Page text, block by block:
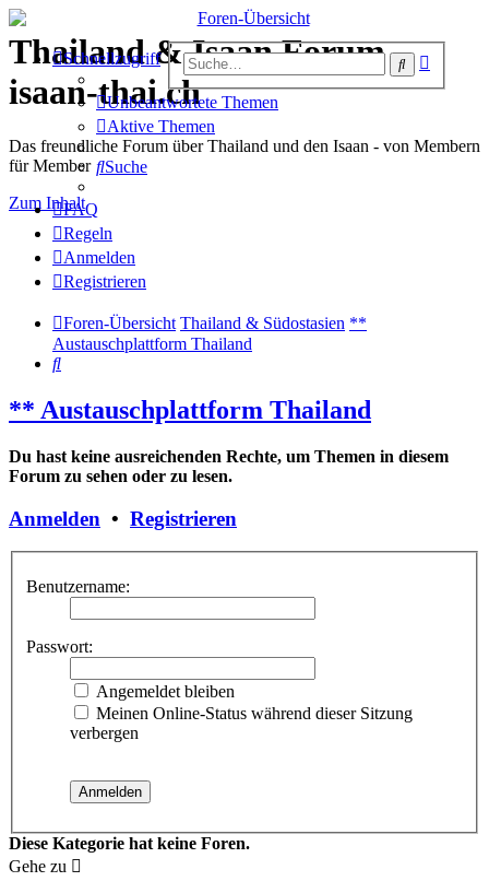
Suche
Thailand & Isaan Forum -
isaan-thai.ch
Das freundliche Forum über Thailand und den Isaan - von Membern
für Member
Zum Inhalt
Schnellzugriff
Unbeantwortete Themen
Aktive Themen
Suche
FAQ
Regeln
Anmelden
Registrieren
Foren-Übersicht Thailand & Südostasien **
Austauschplattform Thailand
Suche
** Austauschplattform Thailand
Du hast keine ausreichenden Rechte, um Themen in diesem
Forum zu sehen oder zu lesen.
Anmelden • Registrieren
Benutzername:
Passwort:
Angemeldet bleiben
Meinen Online-Status während dieser Sitzung
verbergen
Diese Kategorie hat keine Foren.
Gehe zu